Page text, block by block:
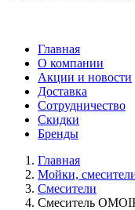
Главная
О компании
Акции и новости
Доставка
Сотрудничество
Скидки
Бренды
Главная
Мойки,
Смесители
Смеситель